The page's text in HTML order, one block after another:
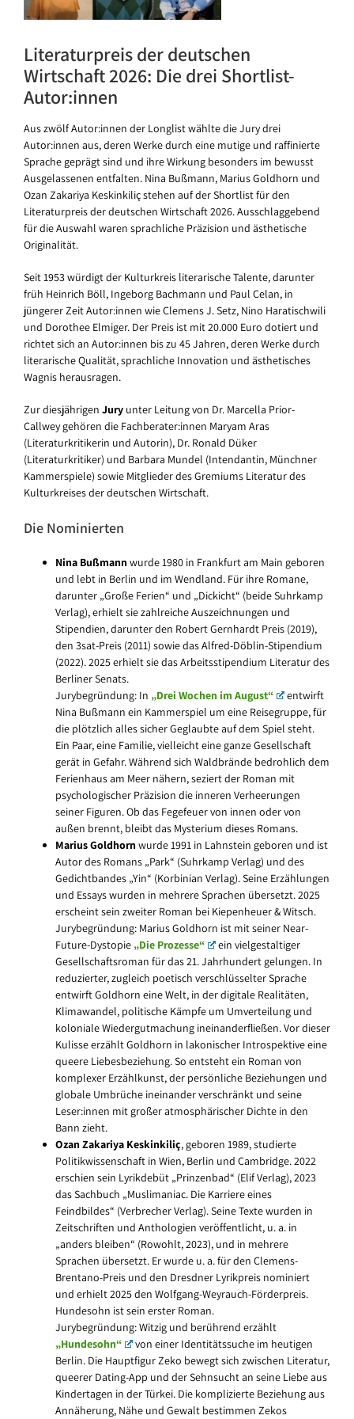
Literaturpreis der deutschen
Wirtschaft 2026: Die drei Shortlist-
Autor:innen
Aus zwölf Autor:innen der Longlist wählte die Jury drei
Autor:innen aus, deren Werke durch eine mutige und raffinierte
Sprache geprägt sind und ihre Wirkung besonders im bewusst
Ausgelassenen entfalten. Nina Bußmann, Marius Goldhorn und
Ozan Zakariya Keskinkiliç stehen auf der Shortlist für den
Literaturpreis der deutschen Wirtschaft 2026. Ausschlaggebend
für die Auswahl waren sprachliche Präzision und ästhetische
Originalität.
Seit 1953 würdigt der Kulturkreis literarische Talente, darunter
früh Heinrich Böll, Ingeborg Bachmann und Paul Celan, in
jüngerer Zeit Autor:innen wie Clemens J. Setz, Nino Haratischwili
und Dorothee Elmiger. Der Preis ist mit 20.000 Euro dotiert und
richtet sich an Autor:innen bis zu 45 Jahren, deren Werke durch
literarische Qualität, sprachliche Innovation und ästhetisches
Wagnis herausragen.
Zur diesjährigen Jury unter Leitung von Dr. Marcella Prior-
Callwey gehören die Fachberater:innen Maryam Aras
(Literaturkritikerin und Autorin), Dr. Ronald Düker
(Literaturkritiker) und Barbara Mundel (Intendantin, Münchner
Kammerspiele) sowie Mitglieder des Gremiums Literatur des
Kulturkreises der deutschen Wirtschaft.
Die Nominierten
Nina Bußmann wurde 1980 in Frankfurt am Main geboren
und lebt in Berlin und im Wendland. Für ihre Romane,
darunter „Große Ferien“ und „Dickicht“ (beide Suhrkamp
Verlag), erhielt sie zahlreiche Auszeichnungen und
Stipendien, darunter den Robert Gernhardt Preis (2019),
den 3sat-Preis (2011) sowie das Alfred-Döblin-Stipendium
(2022). 2025 erhielt sie das Arbeitsstipendium Literatur des
Berliner Senats.
Jurybegründung: In „Drei Wochen im August“
entwirft
Nina Bußmann ein Kammerspiel um eine Reisegruppe, für
die plötzlich alles sicher Geglaubte auf dem Spiel steht.
Ein Paar, eine Familie, vielleicht eine ganze Gesellschaft
gerät in Gefahr. Während sich Waldbrände bedrohlich dem
Ferienhaus am Meer nähern, seziert der Roman mit
psychologischer Präzision die inneren Verheerungen
seiner Figuren. Ob das Fegefeuer von innen oder von
außen brennt, bleibt das Mysterium dieses Romans.
Marius Goldhorn wurde 1991 in Lahnstein geboren und ist
Autor des Romans „Park“ (Suhrkamp Verlag) und des
Gedichtbandes „Yin“ (Korbinian Verlag). Seine Erzählungen
und Essays wurden in mehrere Sprachen übersetzt. 2025
erscheint sein zweiter Roman bei Kiepenheuer & Witsch.
Jurybegründung: Marius Goldhorn ist mit seiner Near-
Future-Dystopie „Die Prozesse“
ein vielgestaltiger
Gesellschaftsroman für das 21. Jahrhundert gelungen. In
reduzierter, zugleich poetisch verschlüsselter Sprache
entwirft Goldhorn eine Welt, in der digitale Realitäten,
Klimawandel, politische Kämpfe um Umverteilung und
koloniale Wiedergutmachung ineinanderfließen. Vor dieser
Kulisse erzählt Goldhorn in lakonischer Introspektive eine
queere Liebesbeziehung. So entsteht ein Roman von
komplexer Erzählkunst, der persönliche Beziehungen und
globale Umbrüche ineinander verschränkt und seine
Leser:innen mit großer atmosphärischer Dichte in den
Bann zieht.
Ozan Zakariya Keskinkiliç, geboren 1989, studierte
Politikwissenschaft in Wien, Berlin und Cambridge. 2022
erschien sein Lyrikdebüt „Prinzenbad“ (Elif Verlag), 2023
das Sachbuch „Muslimaniac. Die Karriere eines
Feindbildes“ (Verbrecher Verlag). Seine Texte wurden in
Zeitschriften und Anthologien veröffentlicht, u. a. in
„anders bleiben“ (Rowohlt, 2023), und in mehrere
Sprachen übersetzt. Er wurde u. a. für den Clemens-
Brentano-Preis und den Dresdner Lyrikpreis nominiert
und erhielt 2025 den Wolfgang-Weyrauch-Förderpreis.
Hundesohn ist sein erster Roman.
Jurybegründung: Witzig und berührend erzählt
„Hundesohn“
von einer Identitätssuche im heutigen
Berlin. Die Hauptfigur Zeko bewegt sich zwischen Literatur,
queerer Dating-App und der Sehnsucht an seine Liebe aus
Kindertagen in der Türkei. Die komplizierte Beziehung aus
Annäherung, Nähe und Gewalt bestimmen Zekos